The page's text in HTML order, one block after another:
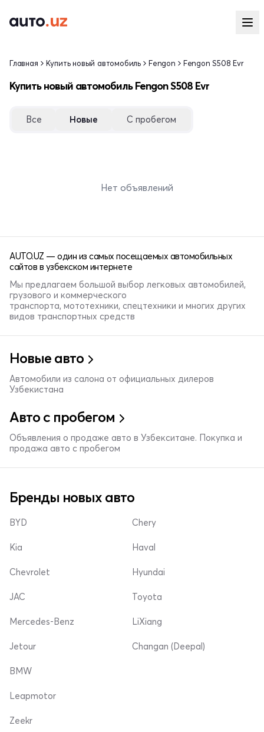
Главная Купить новый автомобиль Fengon Fengon S508 Evr
Купить новый автомобиль Fengon S508 Evr
Все Новые С пробегом
Нет объявлений
AUTO.UZ — один из самых посещаемых автомобильных
сайтов в узбекском интернете
Мы предлагаем большой выбор легковых автомобилей,
грузового и коммерческого
транспорта, мототехники, спецтехники и многих других
видов транспортных средств
Новые авто
Автомобили из салона от официальных дилеров
Узбекистана
Авто с пробегом
Объявления о продаже авто в Узбекситане. Покупка и
продажа авто с пробегом
Бренды новых авто
BYD
Kia
Chevrolet
Chery
Haval
Hyundai
JAC
Mercedes-Benz
Jetour
Toyota
LiXiang
Changan (Deepal)
BMW
Leapmotor
Zeekr